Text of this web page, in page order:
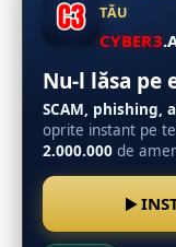
TĂU
CYBER3
Nu-l lăsa pe
SCAM, phishing,
oprite instant pe
2.000.000 de